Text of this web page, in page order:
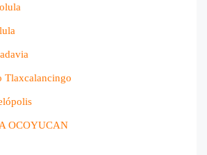
Tlaxcalancingo
OCOYUCAN